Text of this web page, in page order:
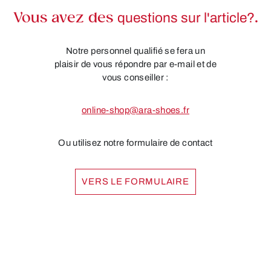
Vous avez des questions sur l'article?.
Notre personnel qualifié se fera un
plaisir de vous répondre par e-mail et de
vous conseiller :
online-shop@ara-shoes.fr
Ou utilisez notre formulaire de contact
VERS LE FORMULAIRE